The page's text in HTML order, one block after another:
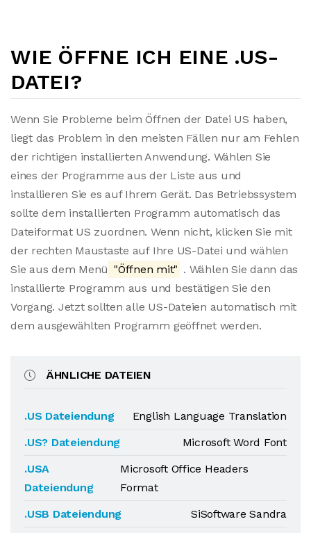
WIE ÖFFNE ICH EINE .US-
DATEI?
Wenn Sie Probleme beim Öffnen der Datei US haben,
liegt das Problem in den meisten Fällen nur am Fehlen
der richtigen installierten Anwendung. Wählen Sie
eines der Programme aus der Liste aus und
installieren Sie es auf Ihrem Gerät. Das Betriebssystem
sollte dem installierten Programm automatisch das
Dateiformat US zuordnen. Wenn nicht, klicken Sie mit
der rechten Maustaste auf Ihre US-Datei und wählen
Sie aus dem Menü "Öffnen mit" . Wählen Sie dann das
installierte Programm aus und bestätigen Sie den
Vorgang. Jetzt sollten alle US-Dateien automatisch mit
dem ausgewählten Programm geöffnet werden.
ÄHNLICHE DATEIEN
.US Dateiendung
English Language Translation
.US? Dateiendung
Microsoft Word Font
.USA
Dateiendung
Microsoft Office Headers
Format
.USB Dateiendung
SiSoftware Sandra